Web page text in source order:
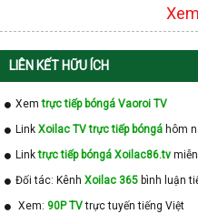
LIÊN KẾT HỮU ÍCH
Xemtrực tiếp bóngá Vaoroi TV
Link Xoilac TV trực tiếp bóngá hôm
Linktrực tiếp bóngá Xoilac86.tv
Đối tác: Kênh Xoilac 365 bình luận
Xem: 90P TVtrực tuyến tiếng Việt